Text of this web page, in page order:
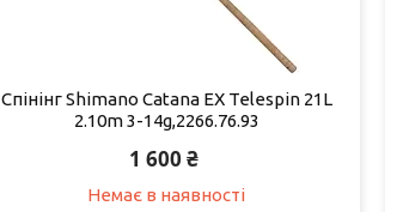
Спінінг Shimano Catana EX Telespin 21L
2.10m 3-14g,2266.76.93
1 600 ₴
Немає в наявності